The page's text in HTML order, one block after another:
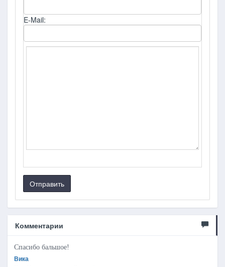
E-Mail:
Отправить
Комментарии
Спасибо бальшое!
Вика